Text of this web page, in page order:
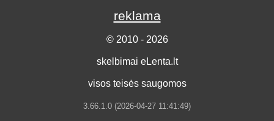
reklama
© 2010 - 2026
skelbimai eLenta.lt
visos teisės saugomos
3.66.1.0 (2026-04-27 11:41:49)